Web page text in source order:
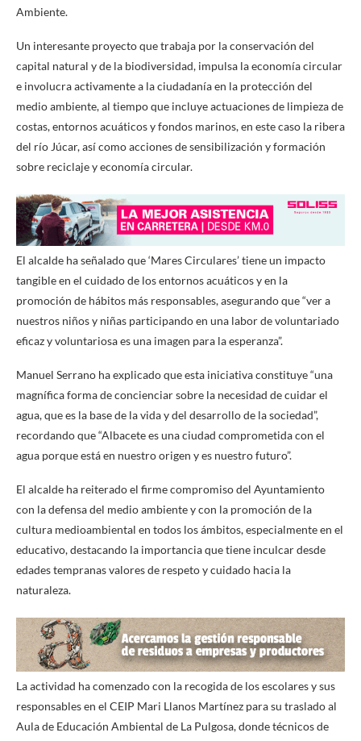
Ambiente.
Un interesante proyecto que trabaja por la conservación del
capital natural y de la biodiversidad, impulsa la economía circular
e involucra activamente a la ciudadanía en la protección del
medio ambiente, al tiempo que incluye actuaciones de limpieza de
costas, entornos acuáticos y fondos marinos, en este caso la ribera
del río Júcar, así como acciones de sensibilización y formación
sobre reciclaje y economía circular.
El alcalde ha señalado que ‘Mares Circulares’ tiene un impacto
tangible en el cuidado de los entornos acuáticos y en la
promoción de hábitos más responsables, asegurando que “ver a
nuestros niños y niñas participando en una labor de voluntariado
eficaz y voluntariosa es una imagen para la esperanza”.
Manuel Serrano ha explicado que esta iniciativa constituye “una
magnífica forma de concienciar sobre la necesidad de cuidar el
agua, que es la base de la vida y del desarrollo de la sociedad”,
recordando que “Albacete es una ciudad comprometida con el
agua porque está en nuestro origen y es nuestro futuro”.
El alcalde ha reiterado el firme compromiso del Ayuntamiento
con la defensa del medio ambiente y con la promoción de la
cultura medioambiental en todos los ámbitos, especialmente en el
educativo, destacando la importancia que tiene inculcar desde
edades tempranas valores de respeto y cuidado hacia la
naturaleza.
La actividad ha comenzado con la recogida de los escolares y sus
responsables en el CEIP Mari Llanos Martínez para su traslado al
Aula de Educación Ambiental de La Pulgosa, donde técnicos de